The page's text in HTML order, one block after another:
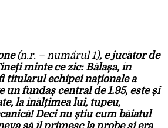
(n.r. – numărul 1), e jucător de
minte ce zic: Bălașa, în
titularul echipei naționale a
un fundaș central de 1.95, este și
la înălțimea lui, tupeu,
Deci nu știu cum băiatul